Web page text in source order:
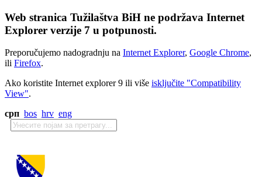
Web stranica Tužilaštva BiH ne podržava Internet
Explorer verzije 7 u potpunosti.
Preporučujemo nadogradnju na Internet Explorer, Google Chrome,
ili Firefox.
Ako koristite Internet explorer 9 ili više isključite "Compatibility
View".
срп bos hrv eng